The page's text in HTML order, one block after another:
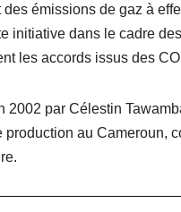
des émissions de gaz à
initiative dans le cadre
les accords issus des
2002 par Célestin
production au Cameroun,